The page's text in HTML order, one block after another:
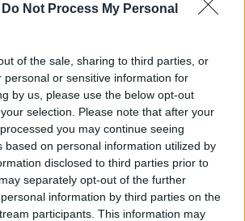
Do Not Process My Personal
of the sale, sharing to third parties, or
personal or sensitive information for
by us, please use the below opt-out
selection. Please note that after your
you may continue seeing
based on personal information utilized by
disclosed to third parties prior to
separately opt-out of the further
information by third parties on the
participants. This information may